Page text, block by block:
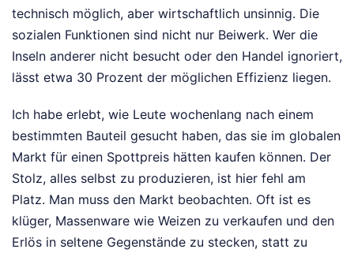
technisch möglich, aber wirtschaftlich unsinnig. Die
sozialen Funktionen sind nicht nur Beiwerk. Wer die
Inseln anderer nicht besucht oder den Handel ignoriert,
lässt etwa 30 Prozent der möglichen Effizienz liegen.
Ich habe erlebt, wie Leute wochenlang nach einem
bestimmten Bauteil gesucht haben, das sie im globalen
Markt für einen Spottpreis hätten kaufen können. Der
Stolz, alles selbst zu produzieren, ist hier fehl am
Platz. Man muss den Markt beobachten. Oft ist es
klüger, Massenware wie Weizen zu verkaufen und den
Erlös in seltene Gegenstände zu stecken, statt zu